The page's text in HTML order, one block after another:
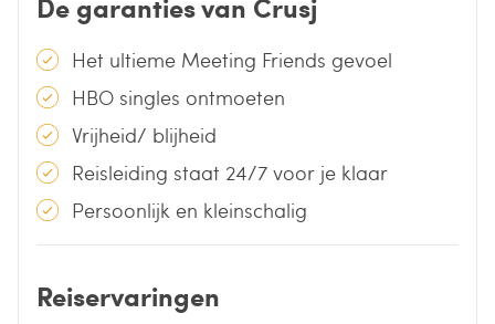
Het ultieme Meeting Friends gevoel
HBO singles ontmoeten
Vrijheid/ blijheid
Reisleiding staat 24/7 voor je klaar
Persoonlijk en kleinschalig
Reiservaringen